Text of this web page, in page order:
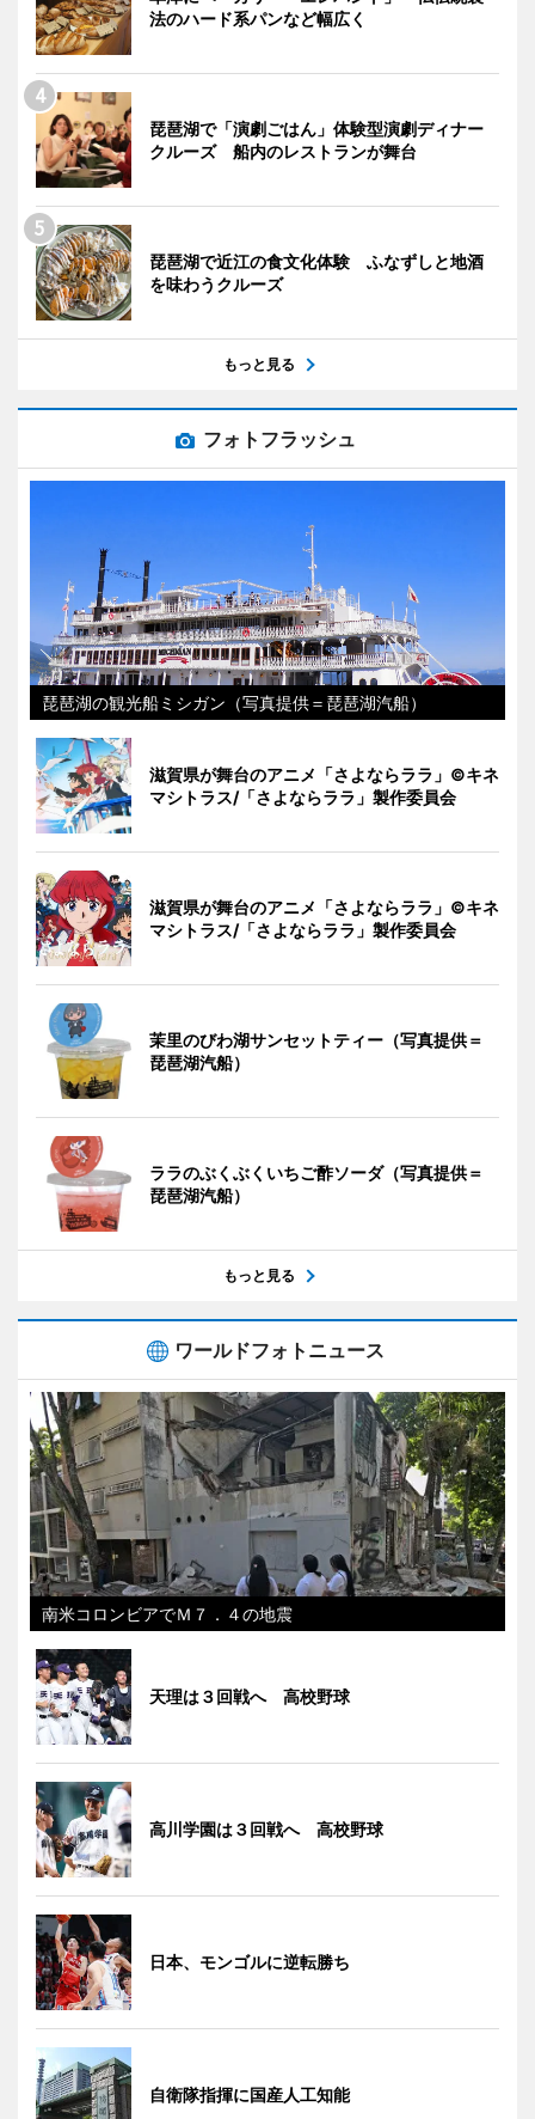
法のハード系パンなど幅広く
琵琶湖で「演劇ごはん」体験型演劇ディナー
クルーズ 船内のレストランが舞台
琵琶湖で近江の食文化体験 ふなずしと地酒
を味わうクルーズ
もっと見る
フォトフラッシュ
琵琶湖の観光船ミシガン（写真提供＝琵琶湖汽船）
滋賀県が舞台のアニメ「さよならララ」©キネ
マシトラス/「さよならララ」製作委員会
滋賀県が舞台のアニメ「さよならララ」©キネ
マシトラス/「さよならララ」製作委員会
茉里のびわ湖サンセットティー（写真提供＝
琵琶湖汽船）
ララのぶくぶくいちご酢ソーダ（写真提供＝
琵琶湖汽船）
もっと見る
ワールドフォトニュース
南米コロンビアでＭ７．４の地震
天理は３回戦へ 高校野球
高川学園は３回戦へ 高校野球
日本、モンゴルに逆転勝ち
自衛隊指揮に国産人工知能